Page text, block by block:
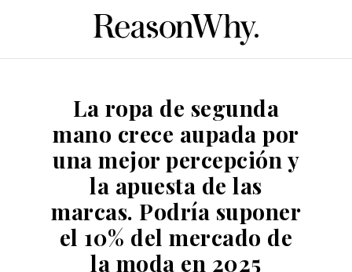
La ropa de segunda
mano crece aupada por
una mejor percepción y
la apuesta de las
marcas. Podría suponer
el 10% del mercado de
la moda en 2025